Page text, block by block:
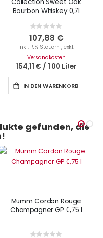
Collection Sweet Oak
Bourbon Whiskey 0,7l
Rating:
0%
107,88 €
Inkl. 19% Steuern , exkl.
Versandkosten
154,11 € / 1.00 Liter
IN DEN WARENKORB
gefunden, die
Mumm Cordon Rouge
Champagner GP 0,75 l
Rating: